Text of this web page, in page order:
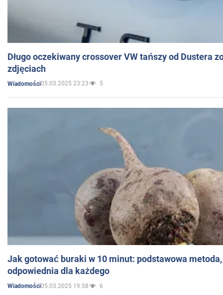
Długo oczekiwany crossover VW tańszy od Dustera
zdjęciach
Wiadomości05.03.2025 23:23 5
Jak gotować buraki w 10 minut: podstawowa
odpowiednia dla każdego
Wiadomości05.03.2025 19:58 6